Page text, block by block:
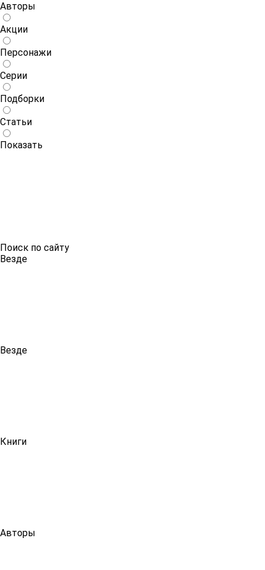
Авторы
Акции
Персонажи
Серии
Подборки
Статьи
Показать
Поиск по сайту
Везде
Везде
Книги
Авторы